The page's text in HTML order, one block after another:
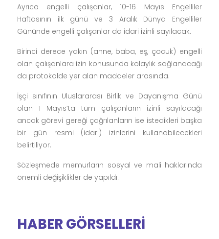
kanseri aşısı HPV aşısının ücretsiz yaptırılacağı
maddesini de kapsıyor.
kapsayan sözleşmede, doğum yapan kadın
çalışana resmi analık izni haricinde sekiz hafta ücretli
izin de verilmesi yer alıyor.
Engelli Çalışanların İzinlerinde Düzenleme
Ayrıca engelli çalışanlar, 10-16 Mayıs Engelliler
Haftasının ilk günü ve 3 Aralık Dünya Engelliler
Gününde engelli çalışanlar da idari izinli sayılacak.
Birinci derece yakın (anne, baba, eş, çocuk) engelli
olan çalışanlara izin konusunda kolaylık sağlanacağı
olan 1 Mayıs’ta tüm çalışanların izinli sayılacağı